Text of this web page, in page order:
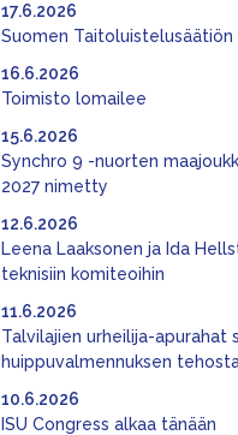
Suomen
17.6.2026
Toimisto lomailee
16.6.2026
Synchro 9 -nuorten
2027 nimetty
15.6.2026
Leena Laaksonen ja Ida
teknisiin komiteoihin
12.6.2026
Talvilajien urheilija-apurahat
huippuvalmennuksen
11.6.2026
ISU Congress alkaa tänään
10.6.2026